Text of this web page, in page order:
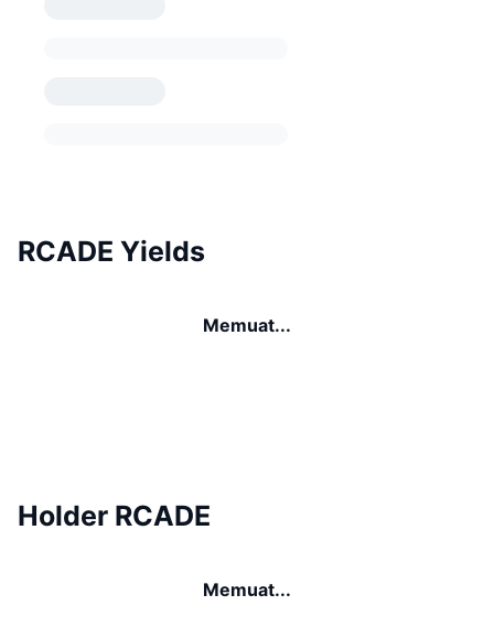
RCADE Yields
Memuat...
Holder RCADE
Memuat...